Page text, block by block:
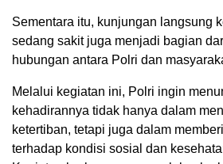
Sementara itu, kunjungan langsung
sedang sakit juga menjadi bagian
hubungan antara Polri dan
Melalui kegiatan ini, Polri ingin
kehadirannya tidak hanya dalam
ketertiban, tetapi juga dalam
terhadap kondisi sosial dan